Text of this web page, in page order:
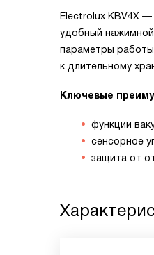
Electrolux KBV4X
удобный
параметры
к длительному
Ключевые
функции
сенсорное
защита от